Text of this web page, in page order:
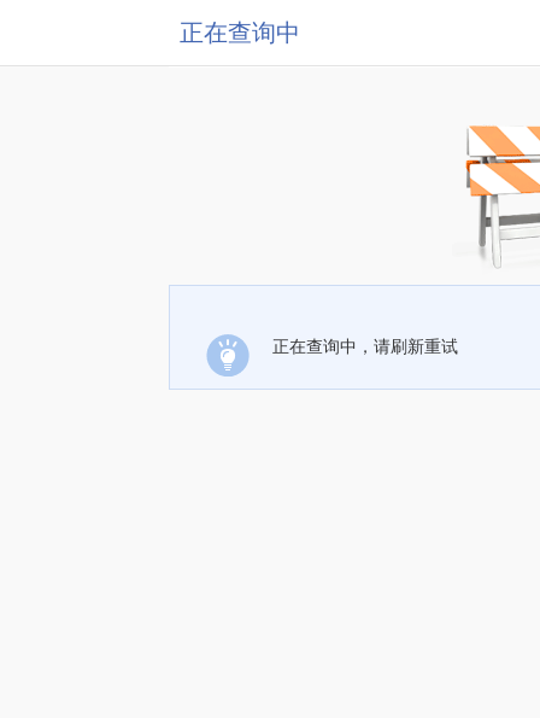
正在查询中
正在查询中，请刷新重试